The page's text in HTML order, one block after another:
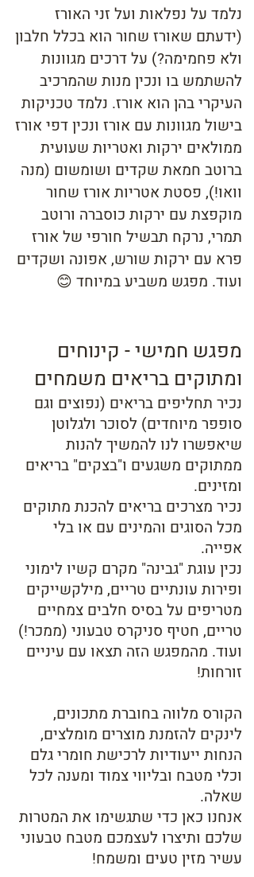
נלמד על נפלאות ועל זני האורז
(ידעתם שאורז שחור הוא בכלל חלבון
ולא פחמימה?) על דרכים מגוונות
להשתמש בו ונכין מנות שהמרכיב
העיקרי בהן הוא אורז. נלמד טכניקות
בישול מגוונות עם אורז ונכין דפי אורז
ממולאים ירקות ואטריות שעועית
ברוטב חמאת שקדים ושומשום (מנה
וואו!), פסטת אטריות אורז שחור
מוקפצת עם ירקות כוסברה ורוטב
תמרי, נרקח תבשיל חורפי של אורז
פרא עם ירקות שורש, אפונה ושקדים
ועוד. מפגש משביע במיוחד 😊
מפגש חמישי - קינוחים
ומתוקים בריאים משמחים
נכיר תחליפים בריאים (נפוצים וגם
סופפר מיוחדים) לסוכר ולגלוטן
שיאפשרו לנו להמשיך להנות
ממתוקים משגעים ו"בצקים" בריאים
ומזינים.
נכיר מצרכים בריאים להכנת מתוקים
מכל הסוגים והמינים עם או בלי
אפייה.
נכין עוגת "גבינה" מקרם קשיו לימוני
ופירות עונתיים טריים, מילקשייקים
מטריפים על בסיס חלבים צמחיים
טריים, חטיף סניקרס טבעוני (ממכר!)
ועוד. מהמפגש הזה תצאו עם עיניים
זורחות!
הקורס מלווה בחוברת מתכונים,
לינקים להזמנת מוצרים מומלצים,
הנחות ייעודיות לרכישת חומרי גלם
וכלי מטבח ובליווי צמוד ומענה לכל
שאלה.
אנחנו כאן כדי שתגשימו את המטרות
שלכם ותיצרו לעצמכם מטבח טבעוני
עשיר מזין טעים ומשמח!